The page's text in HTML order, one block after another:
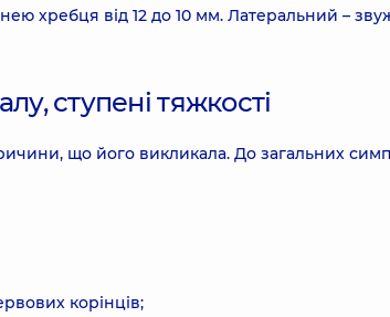
хребця від 12 до 10 мм. Латеральний –
ступені тяжкості
що його викликала. До загальних
корінців;